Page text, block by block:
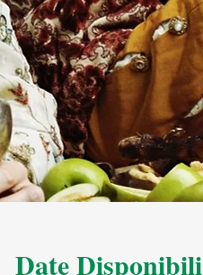
Date Disponibili